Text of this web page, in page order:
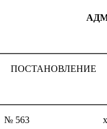
ПОСТАНОВЛЕНИЕ
х.